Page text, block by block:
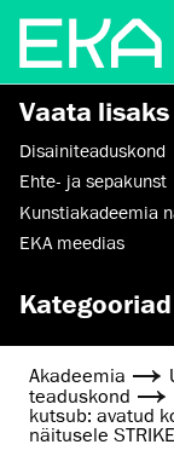
Vaata lisaks
Disaini­­teaduskond
Ehte- ja sepakunst
Kunstiakadeemia
EKA meedias
Kategooriad
Akadeemia
teaduskond
kutsub: avatud
näitusele STRIKE